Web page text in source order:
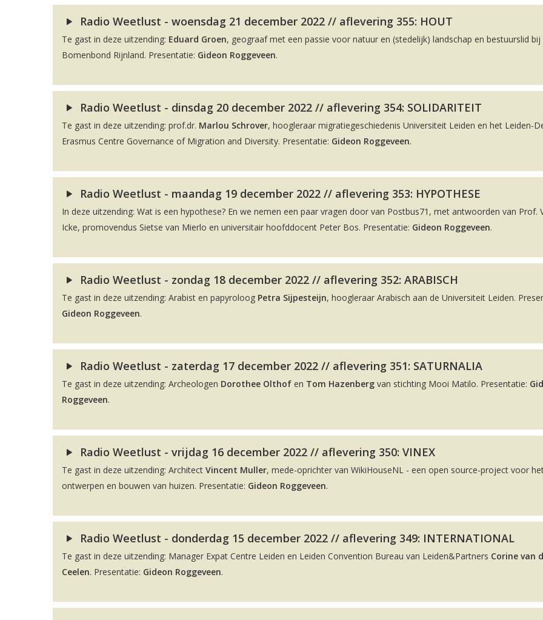
Radio Weetlust - woensdag 21 december 2022 // aflevering 355: HOUT
Te gast in deze uitzending: Eduard Groen, geograaf met een passie voor natuur en (stedelijk) landschap en bestuurslid bij
Bomenbond Rijnland. Presentatie: Gideon Roggeveen.
Radio Weetlust - dinsdag 20 december 2022 // aflevering 354: SOLIDARITEIT
Te gast in deze uitzending: prof.dr. Marlou Schrover, hoogleraar migratiegeschiedenis Universiteit Leiden en het Leiden-
Erasmus Centre Governance of Migration and Diversity. Presentatie: Gideon Roggeveen.
Radio Weetlust - maandag 19 december 2022 // aflevering 353: HYPOTHESE
In deze uitzending: Wat is een hypothese? En we nemen een paar vragen door van Postbus71, met antwoorden van Prof.
Icke, promovendus Sietse van Mierlo en universitair hoofddocent Peter Bos. Presentatie: Gideon Roggeveen.
Radio Weetlust - zondag 18 december 2022 // aflevering 352: ARABISCH
Te gast in deze uitzending: Arabist en papyroloog Petra Sijpesteijn, hoogleraar Arabisch aan de Universiteit Leiden.
Gideon Roggeveen.
Radio Weetlust - zaterdag 17 december 2022 // aflevering 351: SATURNALIA
Te gast in deze uitzending: Archeologen Dorothee Olthof en Tom Hazenberg van stichting Mooi Matilo. Presentatie:
Roggeveen.
Radio Weetlust - vrijdag 16 december 2022 // aflevering 350: VINEX
Te gast in deze uitzending: Architect Vincent Muller, mede-oprichter van WikiHouseNL - een open source-project voor
ontwerpen en bouwen van huizen. Presentatie: Gideon Roggeveen.
Radio Weetlust - donderdag 15 december 2022 // aflevering 349: INTERNATIONAL
Te gast in deze uitzending: Manager Expat Centre Leiden en Leiden Convention Bureau van Leiden&Partners Corine van
Ceelen. Presentatie: Gideon Roggeveen.